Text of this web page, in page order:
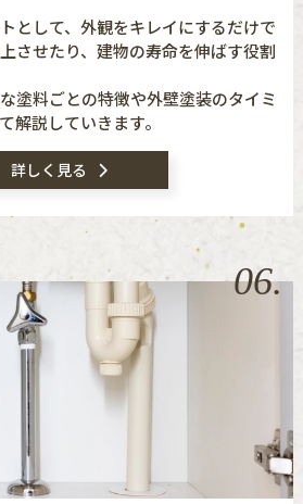
として、外観をキレイにするだけで
させたり、建物の寿命を伸ばす役割
塗料ごとの特徴や外壁塗装のタイミ
解説していきます。
詳しく見る
06.